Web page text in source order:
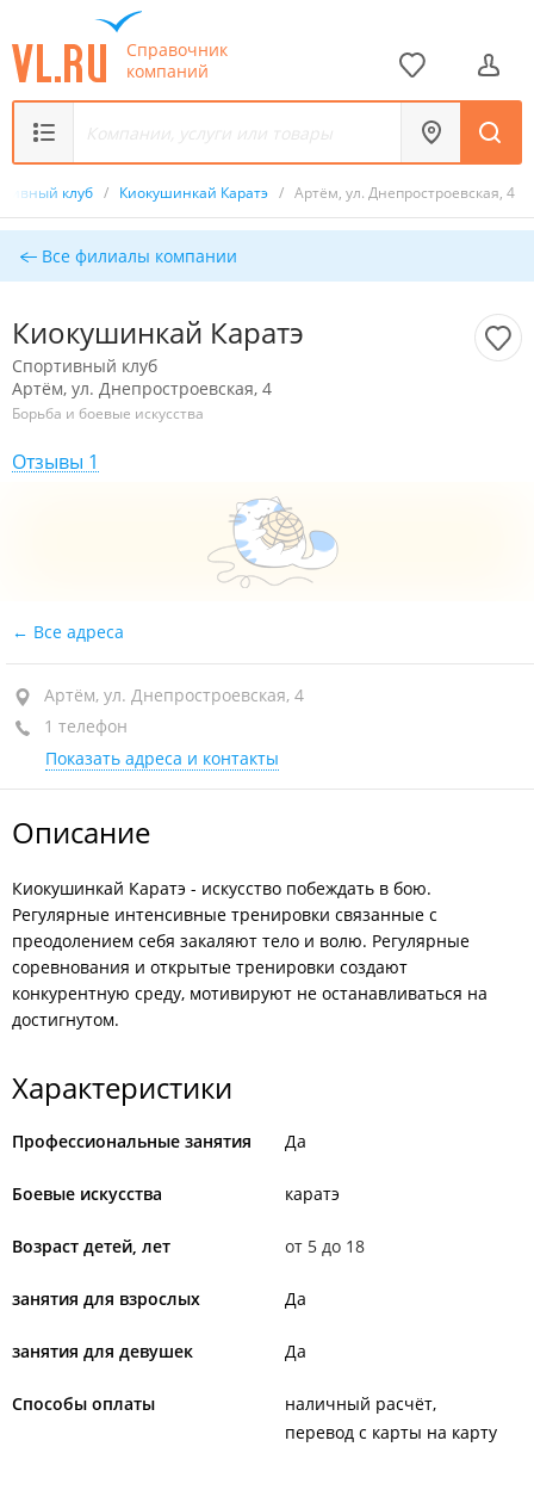
Справочник
компаний
клуб / Киокушинкай Каратэ / Артём, ул. Днепростроевская, 4
Все филиалы компании
Киокушинкай Каратэ
Спортивный клуб
Артём, ул. Днепростроевская, 4
Борьба и боевые искусства
Отзывы 1
Все адреса
Артём, ул. Днепростроевская, 4
1 телефон
Показать адреса и контакты
Описание
Киокушинкай Каратэ - искусство побеждать в бою.
Регулярные интенсивные тренировки связанные с
преодолением себя закаляют тело и волю. Регулярные
соревнования и открытые тренировки создают
конкурентную среду, мотивируют не останавливаться на
достигнутом.
Характеристики
Профессиональные занятия Да
Боевые искусства каратэ
Возраст детей, лет от 5 до 18
занятия для взрослых Да
занятия для девушек Да
Способы оплаты
наличный расчёт
перевод с карты на карту